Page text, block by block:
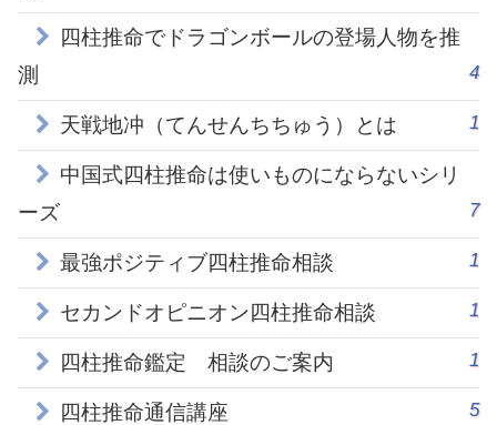
四柱推命でドラゴンボールの登場人物を推
測
4
天戦地冲（てんせんちちゅう）とは 1
中国式四柱推命は使いものにならないシリ
ーズ
7
最強ポジティブ四柱推命相談 1
セカンドオピニオン四柱推命相談 1
四柱推命鑑定 相談のご案内 1
四柱推命通信講座 5